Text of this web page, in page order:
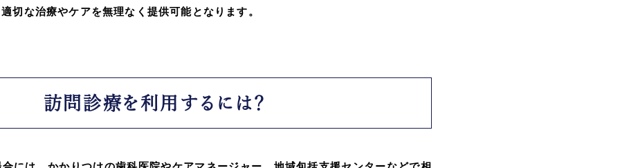
切な治療やケアを無理なく提供可能となります。
訪問診療を利用するには？